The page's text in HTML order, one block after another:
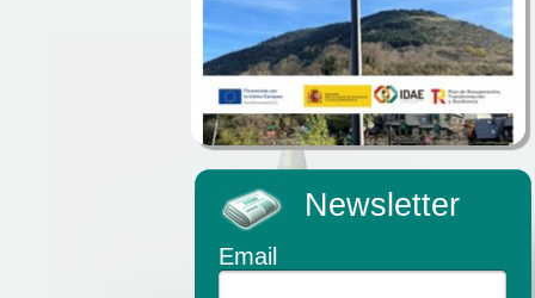
Newsletter
Email